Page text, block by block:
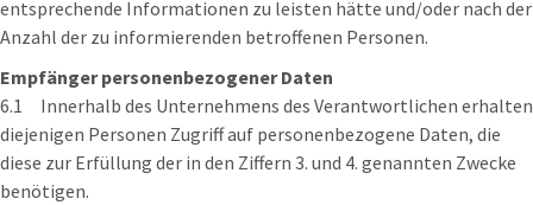
entsprechende Informationen zu leisten hätte und/oder nach der
Anzahl der zu informierenden betroffenen Personen.
Empfänger personenbezogener Daten
6.1 Innerhalb des Unternehmens des Verantwortlichen erhalten
diejenigen Personen Zugriff auf personenbezogene Daten, die
diese zur Erfüllung der in den Ziffern 3. und 4. genannten Zwecke
benötigen.